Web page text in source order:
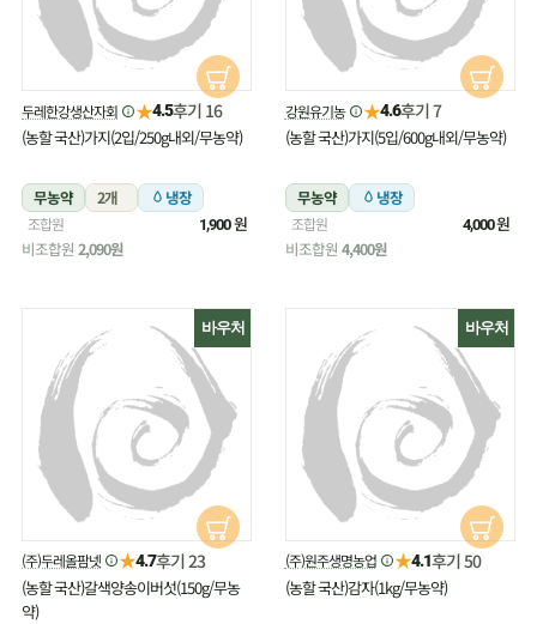
두레한강생산자회 ★4.5후기 16
(농할 국산)가지(2입/250g내외/무농약)
무농약 2개 냉장
조합원 1,900원
비조합원 2,090원
강원유기농 ★4.6후기 7
(농할 국산)가지(5입/600g내외/무농약)
무농약 냉장
조합원 4,000원
비조합원 4,400원
바우처
(주)두레올팜넷 ★4.7후기 23
(농할 국산)갈색양송이버섯(150g/무농
약)
바우처
(주)원주생명농업 ★4.1후기 50
(농할 국산)감자(1kg/무농약)